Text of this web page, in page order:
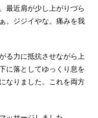
最近肩が少し上がりづら
。ジジイやな。痛みを我
る力に抵抗させながら上
に落としてゆっくり息を
なりました。これを両方